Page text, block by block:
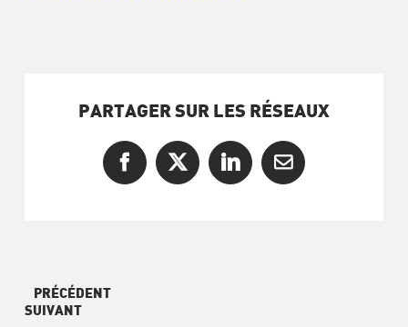
PARTAGER SUR LES RÉSEAUX
Facebook
X LinkedInCourriel
PRÉCÉDENT
SUIVANT